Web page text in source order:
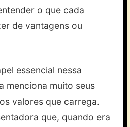
o que cada
de vantagens ou
essencial nessa
menciona muito seus
valores que carrega.
que, quando era